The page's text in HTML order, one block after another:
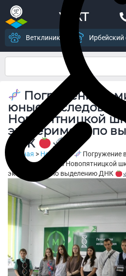
УСХТ
Ветклиника Ирбейский
Погружение в
юные
Новопятницкой
эксперимент по
ДНК
Главная > Новости >
Погружение
исследователи из Новопятницкой
эксперимент по выделению ДНК